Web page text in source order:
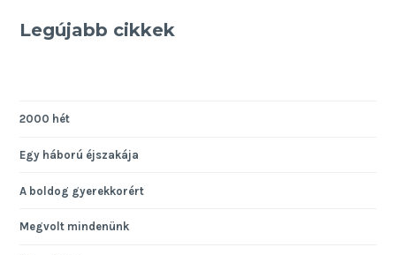
Legújabb cikkek
2000 hét
Egy háború éjszakája
A boldog gyerekkorért
Megvolt mindenünk